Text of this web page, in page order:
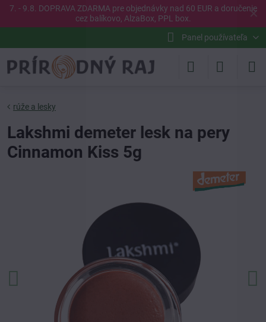
✕
7. - 9.8. DOPRAVA ZDARMA pre objednávky nad 60 EUR a doručenie
cez balíkovo, AlzaBox, PPL box.
Panel používateľa
rúže a lesky
Lakshmi demeter lesk na pery
Cinnamon Kiss 5g